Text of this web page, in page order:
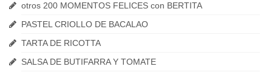
otros 200 MOMENTOS FELICES con BERTITA
PASTEL CRIOLLO DE BACALAO
TARTA DE RICOTTA
SALSA DE BUTIFARRA Y TOMATE